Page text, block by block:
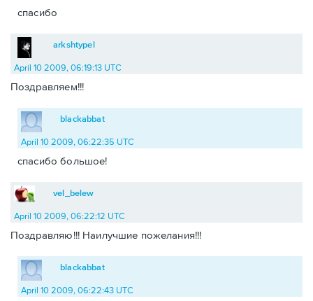
спасибо
arkshtypel
April 10 2009, 06:19:13 UTC
Поздравляем!!!
blackabbat
April 10 2009, 06:22:35 UTC
спасибо большое!
vel_belew
April 10 2009, 06:22:12 UTC
Поздравляю!!! Наилучшие пожелания!!!
blackabbat
April 10 2009, 06:22:43 UTC